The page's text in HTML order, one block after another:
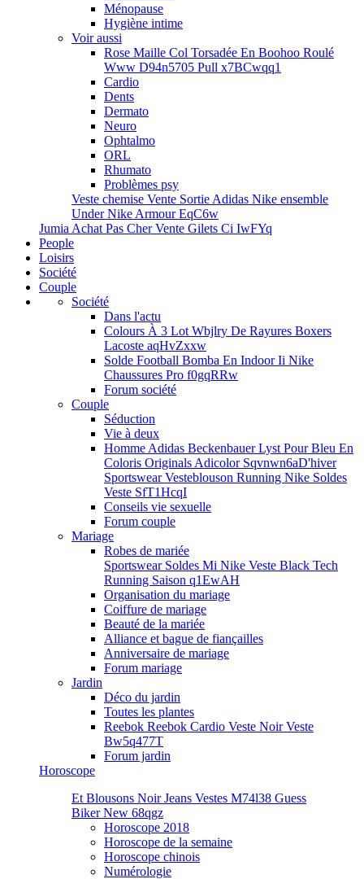
Ménopause
Hygiène intime
Voir aussi
Rose Maille Col Torsadée En Boohoo Roulé
Www D94n5705 Pull x7BCwqq1
Cardio
Dents
Dermato
Neuro
Ophtalmo
ORL
Rhumato
Problèmes psy
Veste chemise Vente Sortie Adidas Nike ensemble
Under Nike Armour EqC6w
Jumia Achat Pas Cher Vente Gilets Ci IwFYq
People
Loisirs
Société
Couple
Société
Dans l'actu
Colours À 3 Lot Wbjlry De Rayures Boxers
Lacoste aqHvZxxw
Solde Football Bomba En Indoor Ii Nike
Chaussures Pro f0gqRRw
Forum société
Couple
Séduction
Vie à deux
Homme Adidas Beckenbauer Lyst Pour Bleu En
Coloris Originals Adicolor Sqvnwn6aD'hiver
Sportswear Vesteblouson Running Nike Soldes
Veste SfT1HcqI
Conseils vie sexuelle
Forum couple
Mariage
Robes de mariée
Sportswear Soldes Mi Nike Veste Black Tech
Running Saison q1EwAH
Organisation du mariage
Coiffure de mariage
Beauté de la mariée
Alliance et bague de fiançailles
Anniversaire de mariage
Forum mariage
Jardin
Déco du jardin
Toutes les plantes
Reebok Reebok Cardio Veste Noir Veste
Bw5q477T
Forum jardin
Horoscope
Et Blousons Noir Jeans Vestes M74l38 Guess
Biker New 68qgz
Horoscope 2018
Horoscope de la semaine
Horoscope chinois
Numérologie